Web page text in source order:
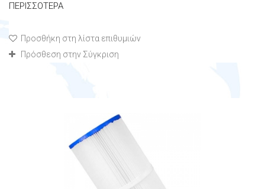
ΠΕΡΙΣΣΌΤΕΡΑ
Προσθήκη στη λίστα επιθυμιών
Πρόσθεση στην Σύγκριση